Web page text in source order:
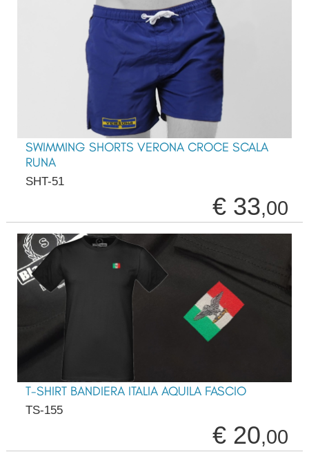
SWIMMING SHORTS VERONA CROCE SCALA
RUNA
SHT-51
€ 33,00
T-SHIRT BANDIERA ITALIA AQUILA FASCIO
TS-155
€ 20,00